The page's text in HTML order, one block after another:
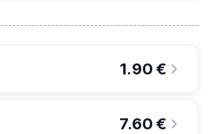
1.90 €
7.60 €